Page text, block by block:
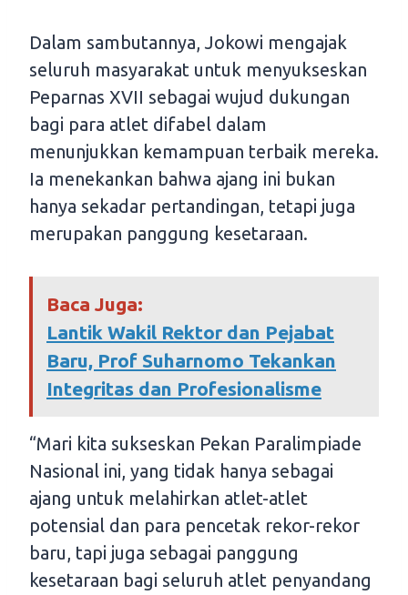
Dalam sambutannya, Jokowi mengajak
seluruh masyarakat untuk menyukseskan
Peparnas XVII sebagai wujud dukungan
bagi para atlet difabel dalam
menunjukkan kemampuan terbaik mereka.
Ia menekankan bahwa ajang ini bukan
hanya sekadar pertandingan, tetapi juga
merupakan panggung kesetaraan.
Baca Juga:
Lantik Wakil Rektor dan Pejabat
Baru, Prof Suharnomo Tekankan
Integritas dan Profesionalisme
“Mari kita sukseskan Pekan Paralimpiade
Nasional ini, yang tidak hanya sebagai
ajang untuk melahirkan atlet-atlet
potensial dan para pencetak rekor-rekor
baru, tapi juga sebagai panggung
kesetaraan bagi seluruh atlet penyandang